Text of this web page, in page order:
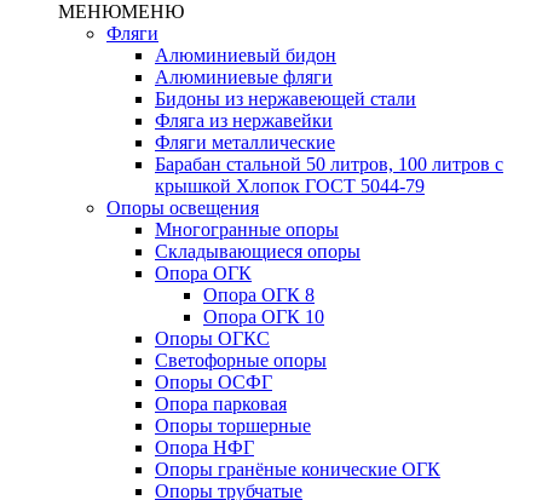
МЕНЮМЕНЮ
Фляги
Алюминиевый бидон
Алюминиевые фляги
Бидоны из нержавеющей стали
Фляга из нержавейки
Фляги металлические
Барабан стальной 50 литров, 100 литров с
крышкой Хлопок ГОСТ 5044-79
Опоры освещения
Многогранные опоры
Складывающиеся опоры
Опора ОГК
Опора ОГК 8
Опора ОГК 10
Опоры ОГКС
Светофорные опоры
Опоры ОСФГ
Опора парковая
Опоры торшерные
Опора НФГ
Опоры гранёные конические ОГК
Опоры трубчатые